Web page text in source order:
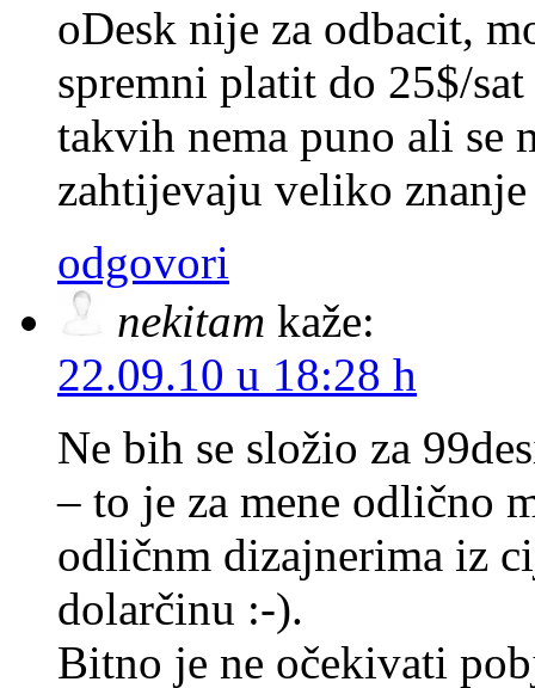
oDesk nije za odbacit,
spremni platit do 25$/
takvih nema puno ali se
zahtijevaju veliko
odgovori
nekitam kaže:
22.09.10 u 18:28 h
Ne bih se složio za
– to je za mene odlično
odličnm dizajnerima iz
dolarčinu :-).
Bitno je ne očekivati